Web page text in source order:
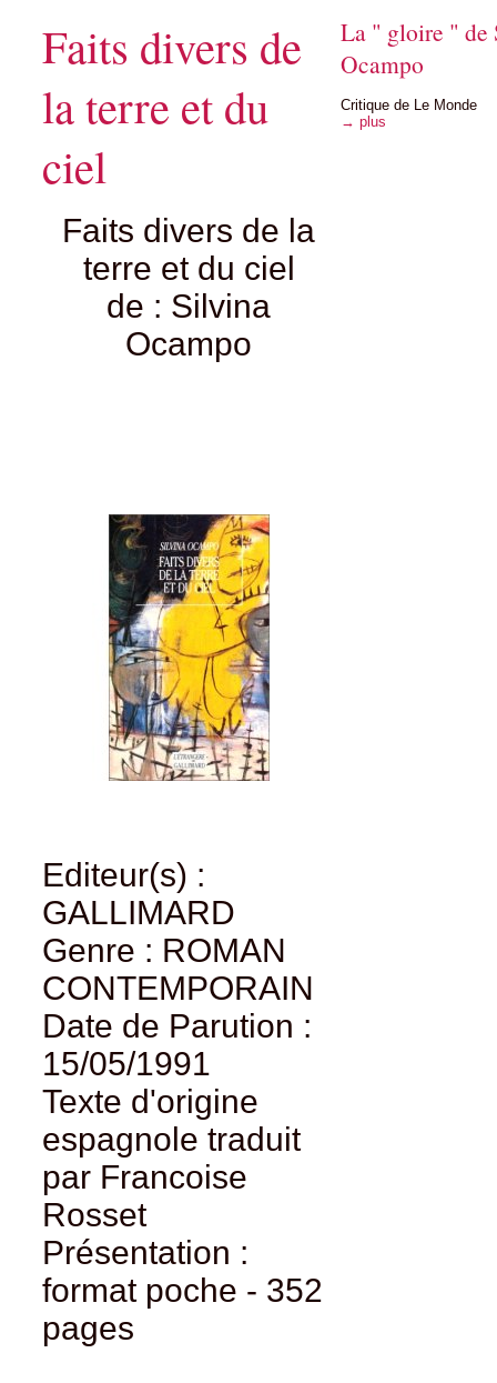
Faits divers de
la terre et du
ciel
Faits divers de la
terre et du ciel
de : Silvina
Ocampo
Editeur(s) :
GALLIMARD
Genre : ROMAN
CONTEMPORAIN
Date de Parution :
15/05/1991
Texte d'origine
espagnole traduit
par Francoise
Rosset
Présentation :
format poche - 352
pages
La " gloire " de
Ocampo
Critique de Le Monde
→ plus